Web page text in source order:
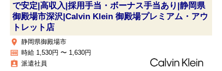
で安定|高収入|採用手当・ボーナス手当あり|静岡県
御殿場市深沢|Calvin Klein 御殿場プレミアム・アウ
トレット店
place 静岡県御殿場市
money 時給 1,530円 〜 1,630円
assignment_ind 派遣社員